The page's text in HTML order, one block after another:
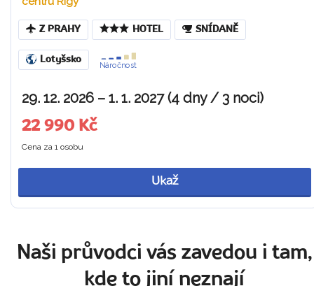
Z PRAHY HOTEL SNÍDANĚ
Lotyšsko
Náročnost
29. 12. 2026 – 1. 1. 2027 (4 dny / 3 noci)
22 990 Kč
Cena za 1 osobu
Ukaž
Naši průvodci vás zavedou i tam,
kde to jiní neznají